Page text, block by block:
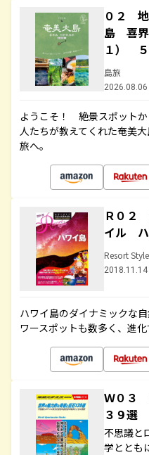
０２
島 喜界
１）
島旅
2026.08.06
ようこそ！ 絶景スポット
人たちが教えてくれた奄美
旅へ。
Ｒ０２
イル ハ
Resort Style
2018.11.14
ハワイ島のダイナミックな
ワースポットも数多く、進
Ｗ０３
３９選
不思議と
学ととも